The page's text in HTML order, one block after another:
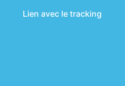
Lien avec le tracking